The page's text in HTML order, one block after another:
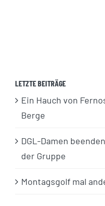
LETZTE BEITRÄGE
Ein Hauch von
Berge
DGL-Damen
der Gruppe
Montagsgolf mal